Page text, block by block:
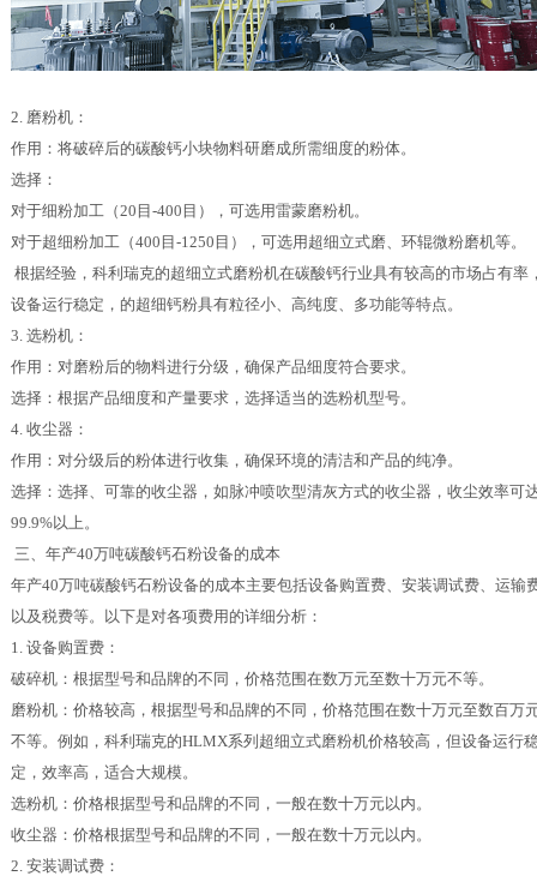
2. 磨粉机：
作用：将破碎后的碳酸钙小块物料研磨成所需细度的粉体。
选择：
对于细粉加工（20目-400目），可选用雷蒙磨粉机。
对于超细粉加工（400目-1250目），可选用超细立式磨、环辊微粉磨机等。
根据经验，科利瑞克的超细立式磨粉机在碳酸钙行业具有较高的市场占有率
设备运行稳定，的超细钙粉具有粒径小、高纯度、多功能等特点。
3. 选粉机：
作用：对磨粉后的物料进行分级，确保产品细度符合要求。
选择：根据产品细度和产量要求，选择适当的选粉机型号。
4. 收尘器：
作用：对分级后的粉体进行收集，确保环境的清洁和产品的纯净。
选择：选择、可靠的收尘器，如脉冲喷吹型清灰方式的收尘器，收尘效率可
99.9%以上。
三、年产40万吨碳酸钙石粉设备的成本
年产40万吨碳酸钙石粉设备的成本主要包括设备购置费、安装调试费、运输
以及税费等。以下是对各项费用的详细分析：
1. 设备购置费：
破碎机：根据型号和品牌的不同，价格范围在数万元至数十万元不等。
磨粉机：价格较高，根据型号和品牌的不同，价格范围在数十万元至数百万
不等。例如，科利瑞克的HLMX系列超细立式磨粉机价格较高，但设备运行
定，效率高，适合大规模。
选粉机：价格根据型号和品牌的不同，一般在数十万元以内。
收尘器：价格根据型号和品牌的不同，一般在数十万元以内。
2. 安装调试费：